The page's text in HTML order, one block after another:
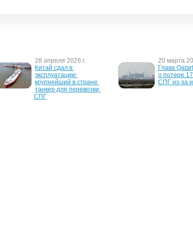
28 апреля 2026 г.
Китай сдал в
эксплуатацию
крупнейший в стране
танкер для перевозки
СПГ
20 марта
Глава
о потере
СПГ из-за